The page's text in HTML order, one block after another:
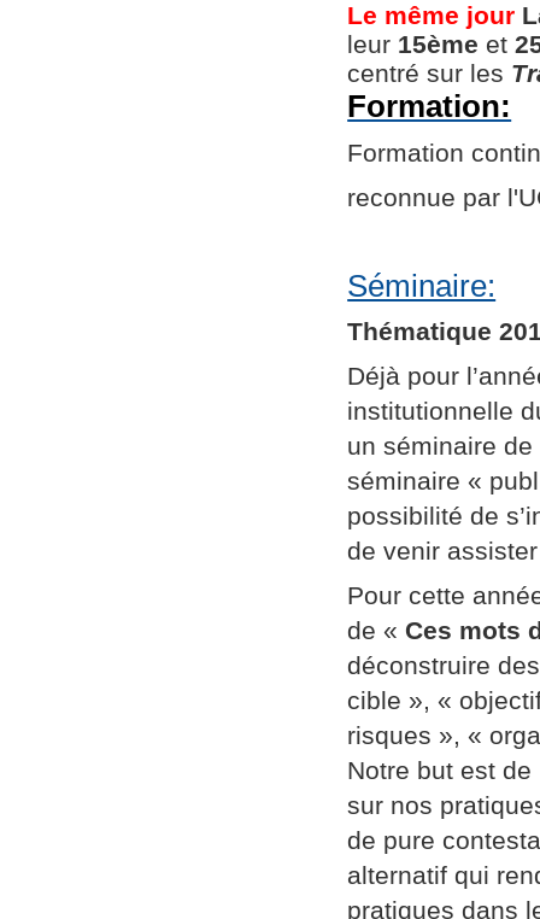
Le même jour
leur 15ème et
centré sur les
Formation:
Formation
reconnue par
Séminaire:
Thématique
Déjà pour
institutionnelle
un séminaire
séminaire «
possibilité de
de venir
Pour cette
de « Ces mots
déconstruire
cible », «
risques », «
Notre but est de
sur nos
de pure
alternatif qui
pratiques dans